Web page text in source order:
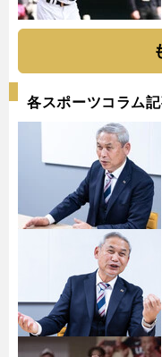
各スポーツコラム